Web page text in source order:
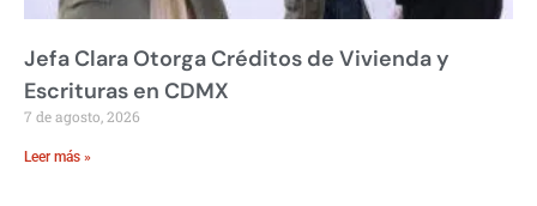
Jefa Clara Otorga Créditos de Vivienda y
Escrituras en CDMX
7 de agosto, 2026
Leer más »